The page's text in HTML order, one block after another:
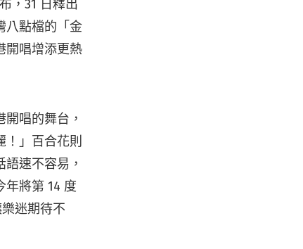
，31 日釋出
八點檔的「金
開唱增添更熱
唱的舞台，
」百合花則
速不容易，
年將第 14 度
迷期待不